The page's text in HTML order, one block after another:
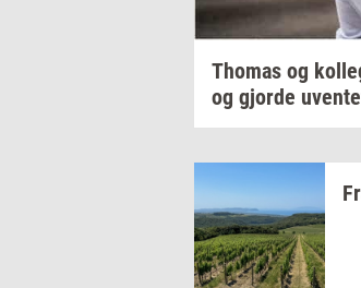
Tho­mas og
og gjor­de